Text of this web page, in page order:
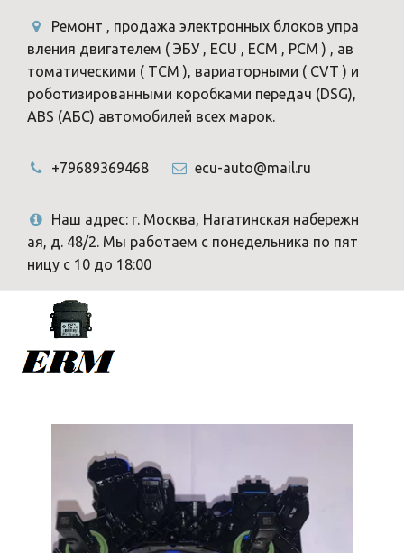
Ремонт , продажа электронных блоков упра
вления двигателем ( ЭБУ , ECU , ECM , PCM ) , ав
томатическими ( TCM ), вариаторными ( CVT ) и
роботизированными коробками передач (DSG),
ABS (АБС) автомобилей всех марок.
+79689369468 ecu-auto@mail.ru
Наш адрес: г. Москва, Нагатинская набережн
ая, д. 48/2. Мы работаем с понедельника по пят
ницу с 10 до 18:00